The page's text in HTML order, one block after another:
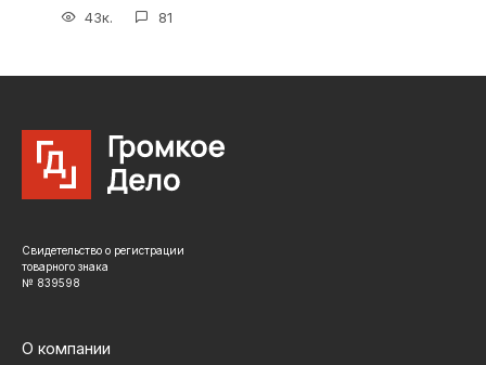
43к. 81
Свидетельство о регистрации
товарного знака
№ 839598
О компании